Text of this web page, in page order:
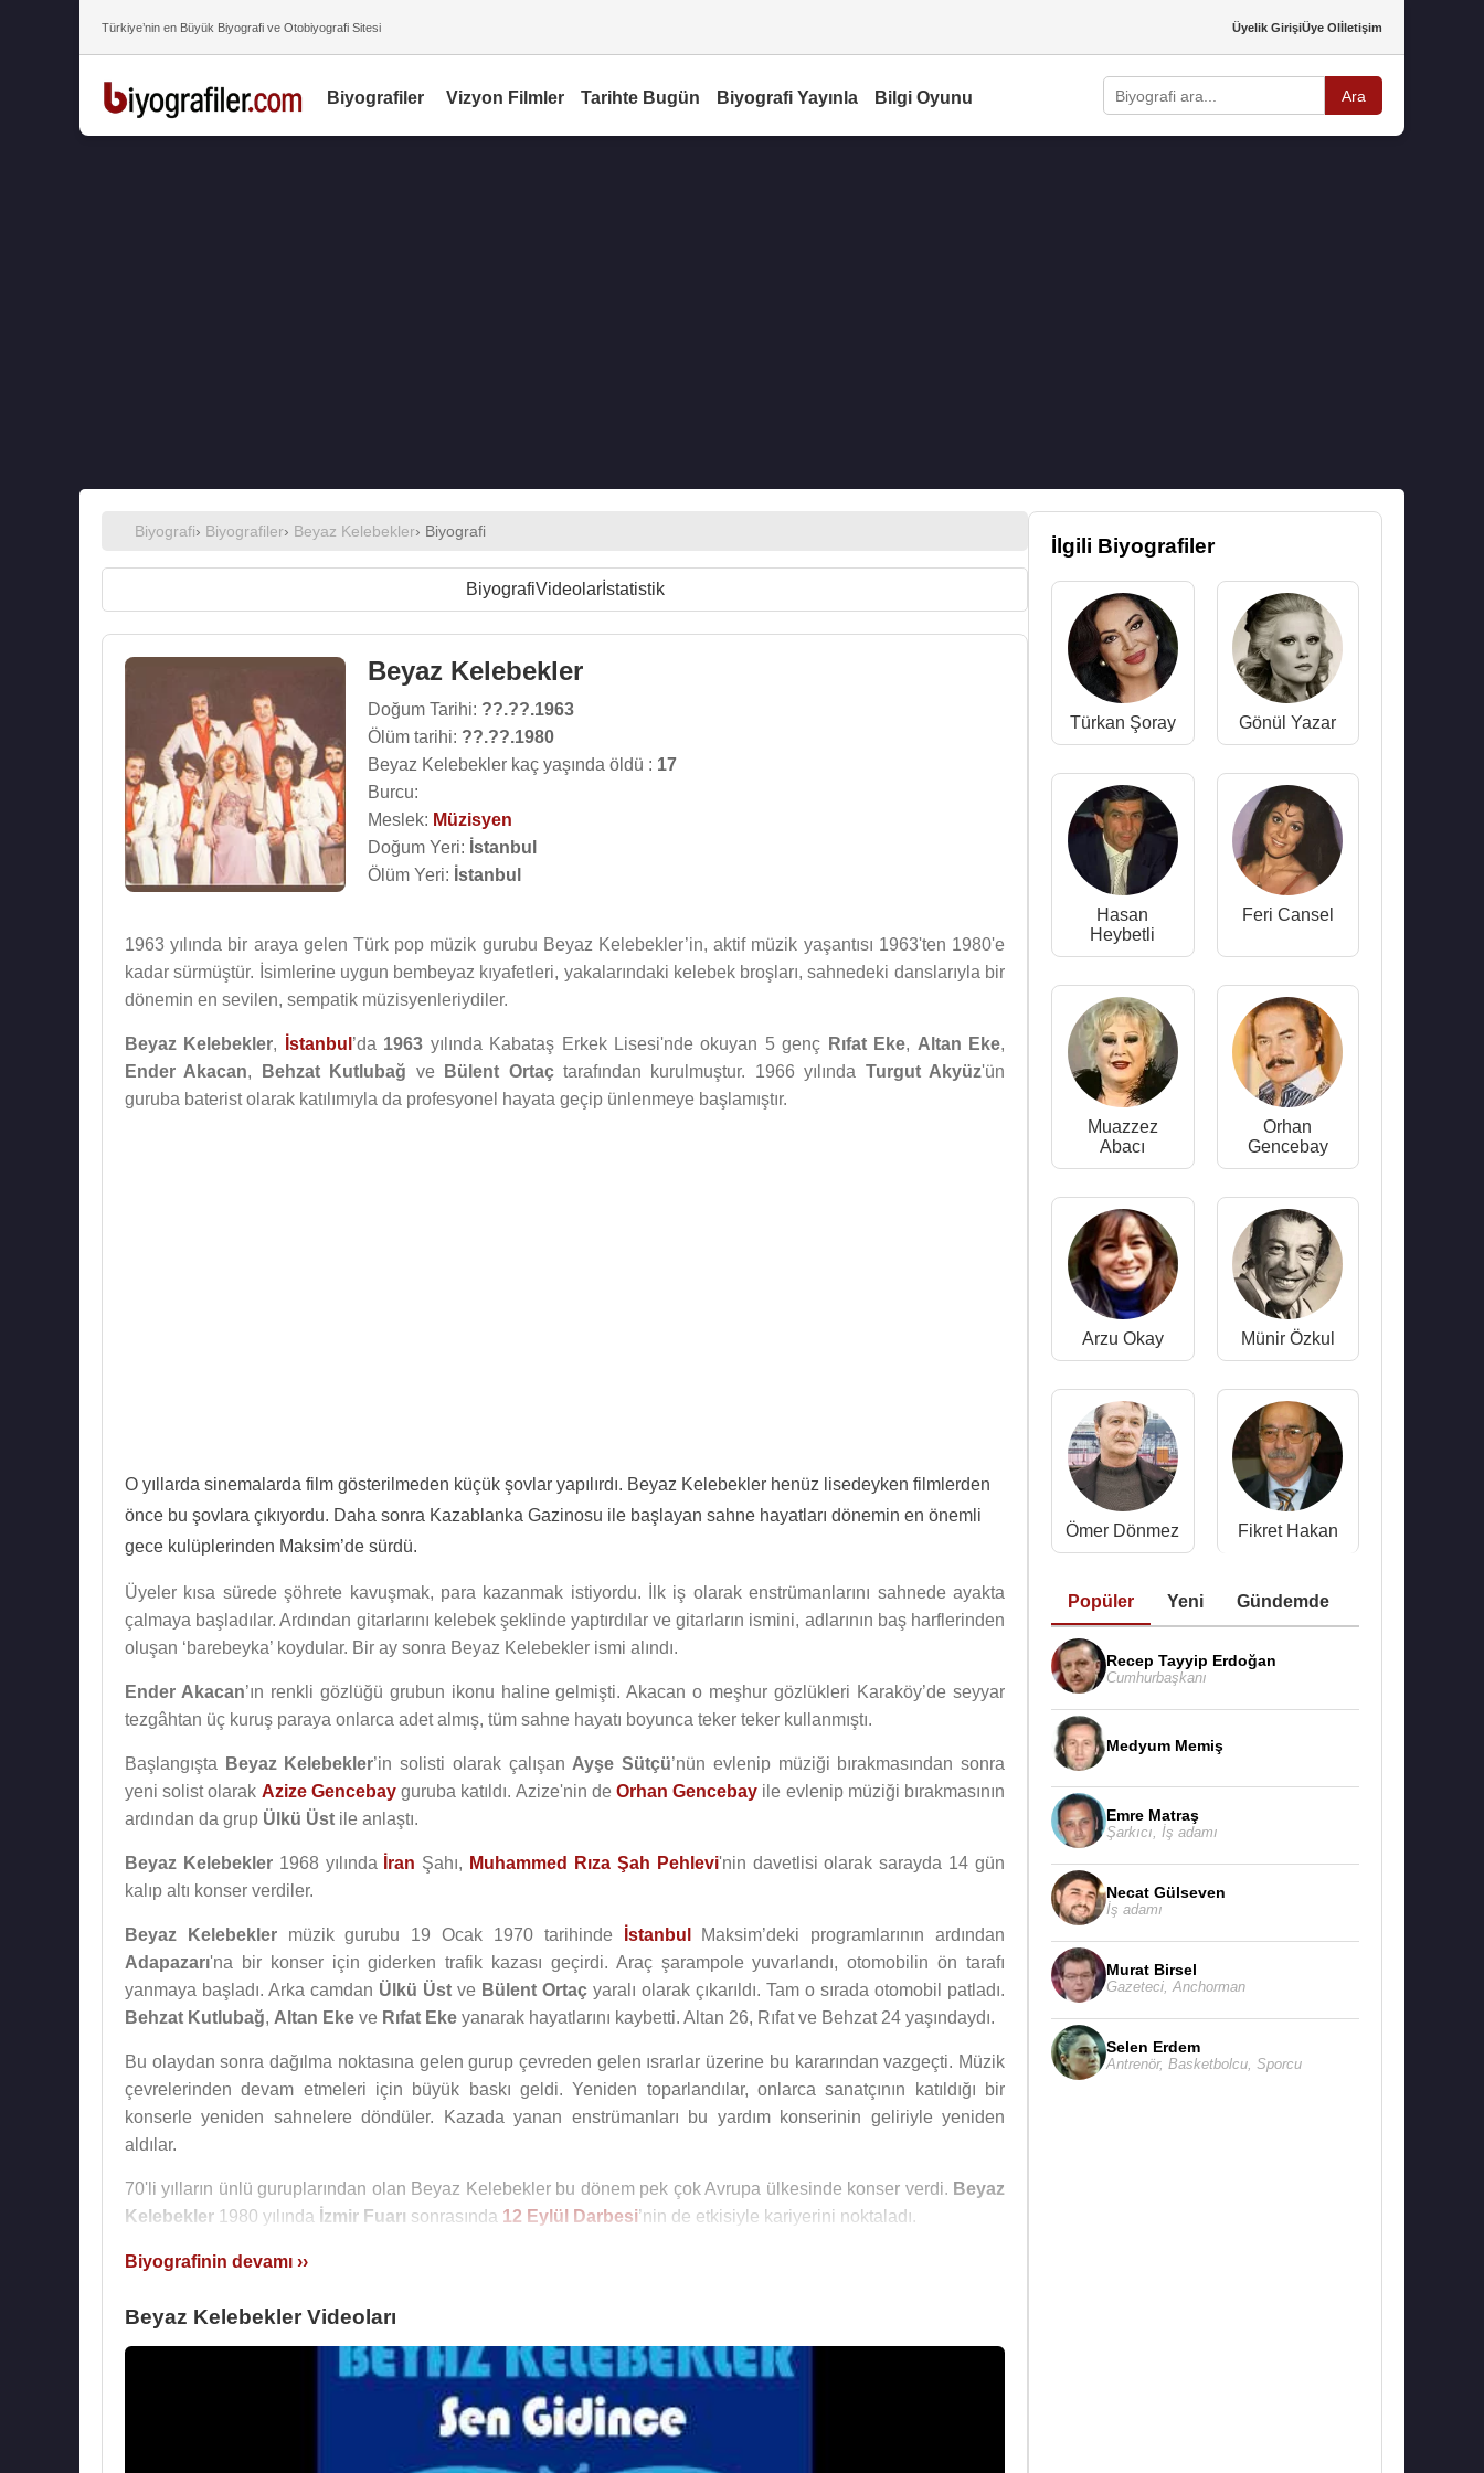
Türkiye’nin en Büyük Biyografi ve Otobiyografi Sitesi Üyelik GirişiÜye Olİletişim
Biyografiler Vizyon Filmler Tarihte Bugün Biyografi Yayınla Bilgi Oyunu Ara
Biyografi› Biyografiler› Beyaz Kelebekler› Biyografi
BiyografiVideolarİstatistik
Beyaz Kelebekler
Doğum Tarihi: ??.??.1963
Ölüm tarihi: ??.??.1980
Beyaz Kelebekler kaç yaşında öldü : 17
Burcu:
Meslek: Müzisyen
Doğum Yeri: İstanbul
Ölüm Yeri: İstanbul
1963 yılında bir araya gelen Türk pop müzik gurubu Beyaz Kelebekler’in, aktif müzik yaşantısı 1963'ten 1980'e
kadar sürmüştür. İsimlerine uygun bembeyaz kıyafetleri, yakalarındaki kelebek broşları, sahnedeki danslarıyla bir
dönemin en sevilen, sempatik müzisyenleriydiler.
Beyaz Kelebekler, İstanbul ’da 1963 yılında Kabataş Erkek Lisesi'nde okuyan 5 genç Rıfat Eke, Altan Eke,
Ender Akacan, Behzat Kutlubağ ve Bülent Ortaçtarafından kurulmuştur. 1966 yılında Turgut Akyüz'ün
guruba baterist olarak katılımıyla da profesyonel hayata geçip ünlenmeye başlamıştır.
O yıllarda sinemalarda film gösterilmeden küçük şovlar yapılırdı. Beyaz Kelebekler henüz lisedeyken filmlerden
önce bu şovlara çıkıyordu. Daha sonra Kazablanka Gazinosu ile başlayan sahne hayatları dönemin en önemli
gece kulüplerinden Maksim’de sürdü.
Üyeler kısa sürede şöhrete kavuşmak, para kazanmak istiyordu. İlk iş olarak enstrümanlarını sahnede ayakta
çalmaya başladılar. Ardından gitarlarını kelebek şeklinde yaptırdılar ve gitarların ismini, adlarının baş harflerinden
oluşan ‘barebeyka’ koydular. Bir ay sonra Beyaz Kelebekler ismi alındı.
Ender Akacan’ın renkli gözlüğü grubun ikonu haline gelmişti. Akacan o meşhur gözlükleri Karaköy’de seyyar
tezgâhtan üç kuruş paraya onlarca adet almış, tüm sahne hayatı boyunca teker teker kullanmıştı.
Başlangışta Beyaz Kelebekler’in solisti olarak çalışan Ayşe Sütçü’nün evlenip müziği bırakmasından sonra
yeni solist olarak Azize Gencebayguruba katıldı. Azize'nin de Orhan Gencebay ile evlenip müziği bırakmasının
ardından da grup Ülkü Üst ile anlaştı.
Beyaz Kelebekler1968 yılında İran Şahı, Muhammed Rıza Şah Pehlevi'nin davetlisi olarak sarayda 14 gün
kalıp altı konser verdiler.
Beyaz Kelebeklermüzik gurubu 19 Ocak 1970 tarihinde İstanbul
Maksim’deki programlarının ardından
Adapazarı'na bir konser için giderken trafik kazası geçirdi. Araç şarampole yuvarlandı, otomobilin ön tarafı
yanmaya başladı. Arka camdan Ülkü Üst ve Bülent Ortaç yaralı olarak çıkarıldı. Tam o sırada otomobil patladı.
Behzat Kutlubağ, Altan Eke ve Rıfat Eke yanarak hayatlarını kaybetti. Altan 26, Rıfat ve Behzat 24 yaşındaydı.
Bu olaydan sonra dağılma noktasına gelen gurup çevreden gelen ısrarlar üzerine bu kararından vazgeçti. Müzik
çevrelerinden devam etmeleri için büyük baskı geldi. Yeniden toparlandılar, onlarca sanatçının katıldığı bir
konserle yeniden sahnelere döndüler. Kazada yanan enstrümanları bu yardım konserinin geliriyle yeniden
aldılar.
70'li yılların ünlü guruplarından olan Beyaz Kelebekler bu dönem pek çok Avrupa ülkesinde konser verdi. Beyaz
Kelebekler 1980 yılında İzmir Fuarı sonrasında 12 Eylül Darbesi’nin de etkisiyle kariyerini noktaladı.
İlerleyen yıllarda 18 Şubat 1983 tarihinde
işlendiği sıradaGönül Yazarsahnede idi. Sonrasında ise yaşadıkları bu üzücü olayın etkisiyle
Ender Akarcanda müziği bırakarak ticarete atıldı.Ercüment Ateşmüzisyenliğe ve gitaristliğe devam ediyor.
Sen Gidince Bak Neler Oldu, Neler Oluyor Hayatta, Bütün Aşklar Tatlı Başlar, Ateş Böceği grubun önemli
gibi ülkelerde bir albüm ve çok sayıda 45'lik albüm çıkararan Beyaz Kelebekler,
Biyografinin devamı ››
Beyaz Kelebekler Videoları
İlgili Biyografiler
Türkan Şoray Gönül Yazar
Hasan
Heybetli
Feri Cansel
Muazzez
Abacı
Orhan
Gencebay
Arzu Okay Münir Özkul
Ömer Dönmez Fikret Hakan
Popüler Yeni Gündemde
Recep Tayyip Erdoğan
Cumhurbaşkanı
Medyum Memiş
Emre Matraş
Şarkıcı İş adamı
Necat Gülseven
İş adamı
Murat Birsel
Gazeteci Anchorman
Selen Erdem
Antrenör, Basketbolcu Sporcu